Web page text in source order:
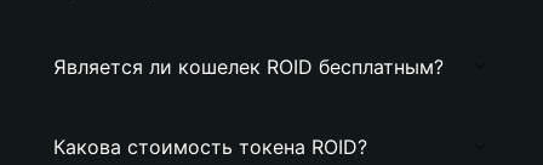
Является ли кошелек ROID бесплатным?
Какова стоимость токена ROID?